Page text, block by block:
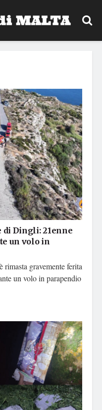
Dingli: 21enne
un volo in
rimasta gravemente ferita
un volo in parapendio